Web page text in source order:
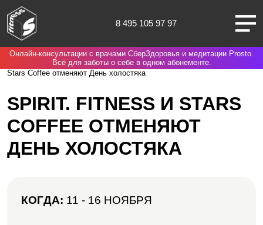
8 495 105 97 97
Москва
О НАС
ТРЕНИРОВКИ
Онлайн-консультации с врачами СберЗдоровья и медитации Prosto.
Всё для заботы о себе в одном абонементе.
Spirit. Fitness Мероприятия в Spirit Fitness
Spirit. Fitness и
Stars Coffee отменяют День холостяка
SPIRIT. FITNESS И STARS
COFFEE ОТМЕНЯЮТ
ДЕНЬ ХОЛОСТЯКА
КОГДА: 11 - 16 НОЯБРЯ